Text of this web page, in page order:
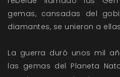
gemas, cansadas del
diamantes, se unieron a
La guerra duró unos mil
las gemas del Planeta